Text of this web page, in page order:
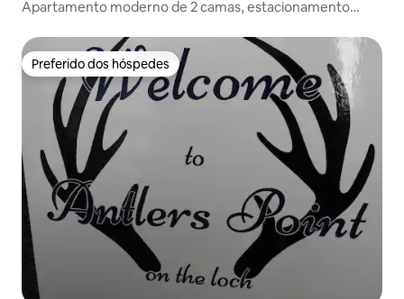
Apartamento moderno de 2 camas, estacionamento
Preferido dos hóspedes
Preferido dos hóspedes